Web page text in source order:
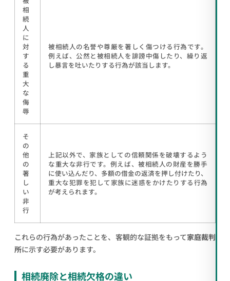
相
続
人
に
対
す
る
重
大
な
侮
辱
被相続人の名誉や尊厳を著しく傷つける行為です。
例えば、公然と被相続人を誹謗中傷したり、繰り返
し暴言を吐いたりする行為が該当します。
そ
の
他
の
著
し
い
非
行
上記以外で、家族としての信頼関係を破壊するよう
な重大な非行です。例えば、被相続人の財産を勝手
に使い込んだり、多額の借金の返済を押し付けたり、
重大な犯罪を犯して家族に迷惑をかけたりする行為
が考えられます。
これらの行為があったことを、客観的な証拠をもって家庭裁判
所に示す必要があります。
相続廃除と相続欠格の違い